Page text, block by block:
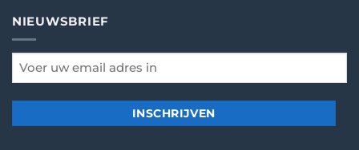
NIEUWSBRIEF
email
*